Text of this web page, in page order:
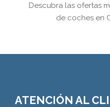
Descubra las ofertas
de coches en
ATENCIÓN AL